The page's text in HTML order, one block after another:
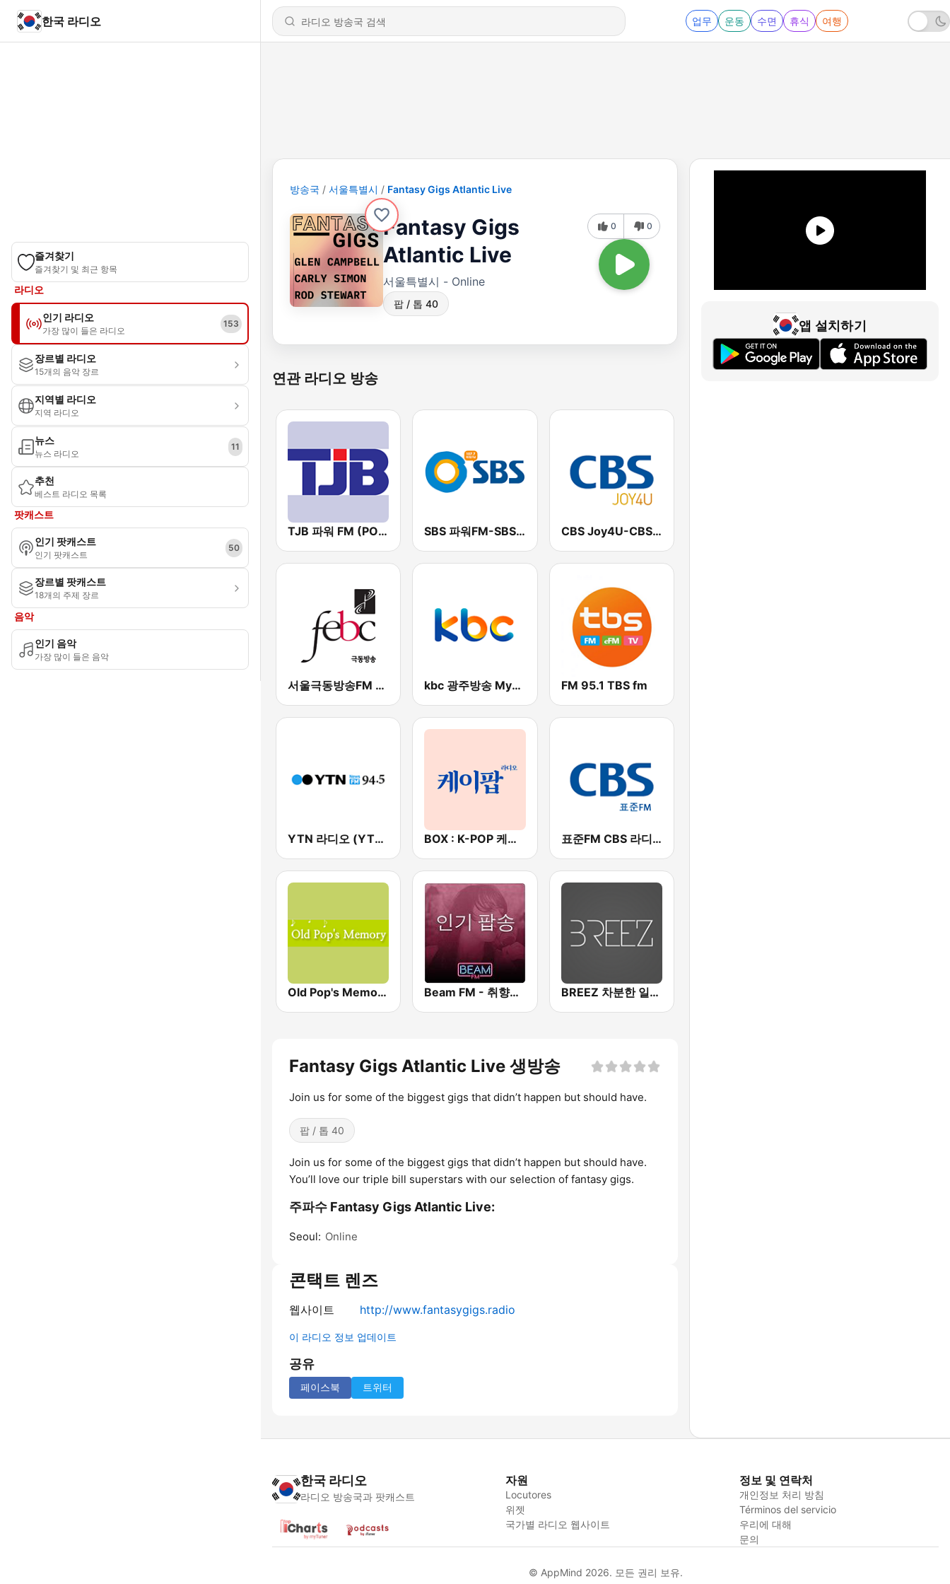
한국 라디오 업무 운동 수면 휴식 여행
즐겨찾기
즐겨찾기 및 최근 항목
라디오
인기 라디오
가장 많이 들은 라디오
153
장르별 라디오
15개의 음악 장르
지역별 라디오
지역 라디오
뉴스
뉴스 라디오
11
추천
베스트 라디오 목록
팟캐스트
인기 팟캐스트
인기 팟캐스트
50
장르별 팟캐스트
18개의 주제 장르
음악
인기 음악
가장 많이 들은 음악
방송국 서울특별시 Fantasy Gigs Atlantic Live
Fantasy Gigs
Atlantic Live
서울특별시 - Online
팝 / 톱 40
0 0
연관 라디오 방송
TJB 파워 FM (POWER FM) SBS 파워FM-SBS 라디오 CBS Joy4U-CBS 라디오
서울극동방송FM 106.9 (FEBC Seoul HLKX-FM) kbc 광주방송 MyFM FM 95.1 TBS fm
YTN 라디오 (YTN FM) - 24 Hours News Channel BOX : K-POP 케이팝 표준FM CBS 라디오 (Standard FM)
Old Pop's Memory - 위대한 올드팝 Beam FM - 취향저격 감각 팝송 BREEZ 차분한 일상을 위한 뮤직라디오
Fantasy Gigs Atlantic Live 생방송
Join us for some of the biggest gigs that didn’t happen but should have.
팝 / 톱 40
Join us for some of the biggest gigs that didn’t happen but should have.
You’ll love our triple bill superstars with our selection of fantasy gigs.
주파수 Fantasy Gigs Atlantic Live:
Seoul: Online
콘택트 렌즈
웹사이트 http://www.fantasygigs.radio
이 라디오 정보 업데이트
공유
페이스북 트위터
앱 설치하기
한국 라디오
라디오 방송국과 팟캐스트
자원
Locutores
위젯
국가별 라디오 웹사이트
정보 및 연락처
개인정보 처리 방침
Términos del servicio
우리에 대해
문의
© AppMind 2026. 모든 권리 보유.